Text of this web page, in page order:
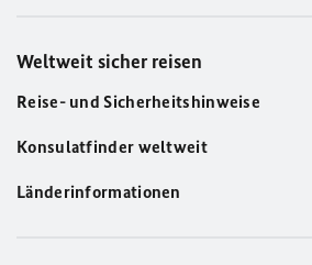
Weltweit sicher reisen
Reise- und Sicherheitshinweise
Konsulatfinder weltweit
Länderinformationen